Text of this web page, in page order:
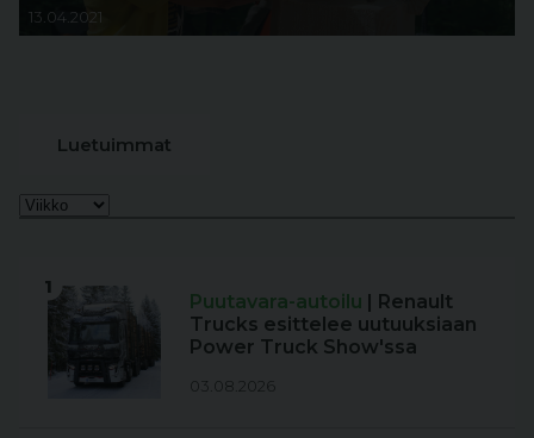
13.04.2021
Luetuimmat
1
Puutavara-autoilu | Renault
Trucks esittelee uutuuksiaan
Power Truck Show'ssa
03.08.2026